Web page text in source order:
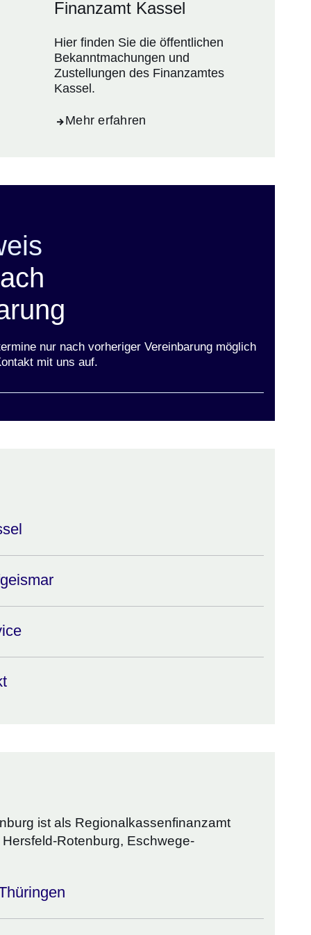
Finanzamt Kassel
Hier finden Sie die öffentlichen
Bekanntmachungen und
Zustellungen des Finanzamtes
Kassel.
Mehr erfahren
nur nach vorheriger Vereinbarung möglich
mit uns auf.
ist als Regionalkassenfinanzamt
Rotenburg, Eschwege-